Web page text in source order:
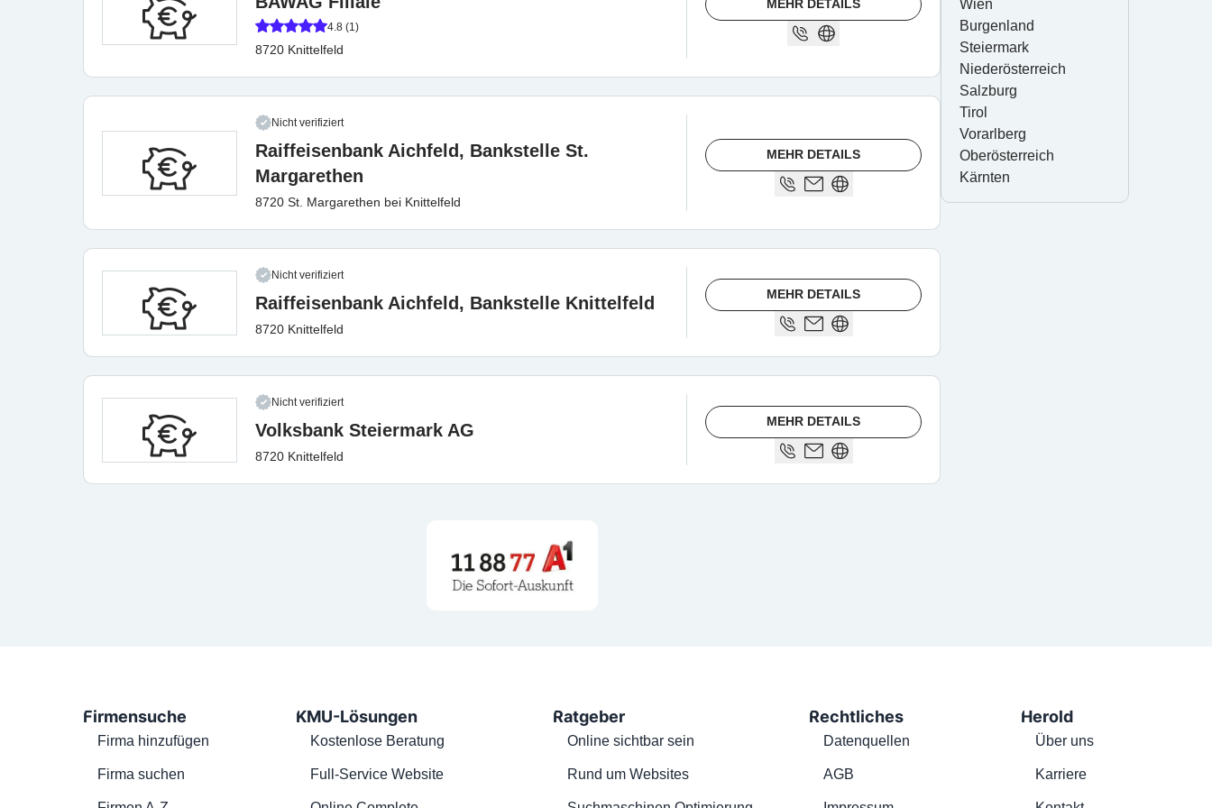
4.8 (1)
8720 Knittelfeld
MEHR DETAILS
Nicht verifiziert
Raiffeisenbank Aichfeld, Bankstelle St.
Margarethen
8720 St. Margarethen bei Knittelfeld
MEHR DETAILS
Nicht verifiziert
Raiffeisenbank Aichfeld, Bankstelle Knittelfeld
8720 Knittelfeld
MEHR DETAILS
Nicht verifiziert
Volksbank Steiermark AG
8720 Knittelfeld
MEHR DETAILS
Wien
Burgenland
Steiermark
Niederösterreich
Salzburg
Tirol
Vorarlberg
Oberösterreich
Kärnten
Firmensuche
Firma hinzufügen
Firma suchen
KMU-Lösungen
Kostenlose Beratung
Full-Service Website
Ratgeber
Online sichtbar sein
Rund um Websites
Rechtliches
Datenquellen
AGB
Herold
Über uns
Karriere